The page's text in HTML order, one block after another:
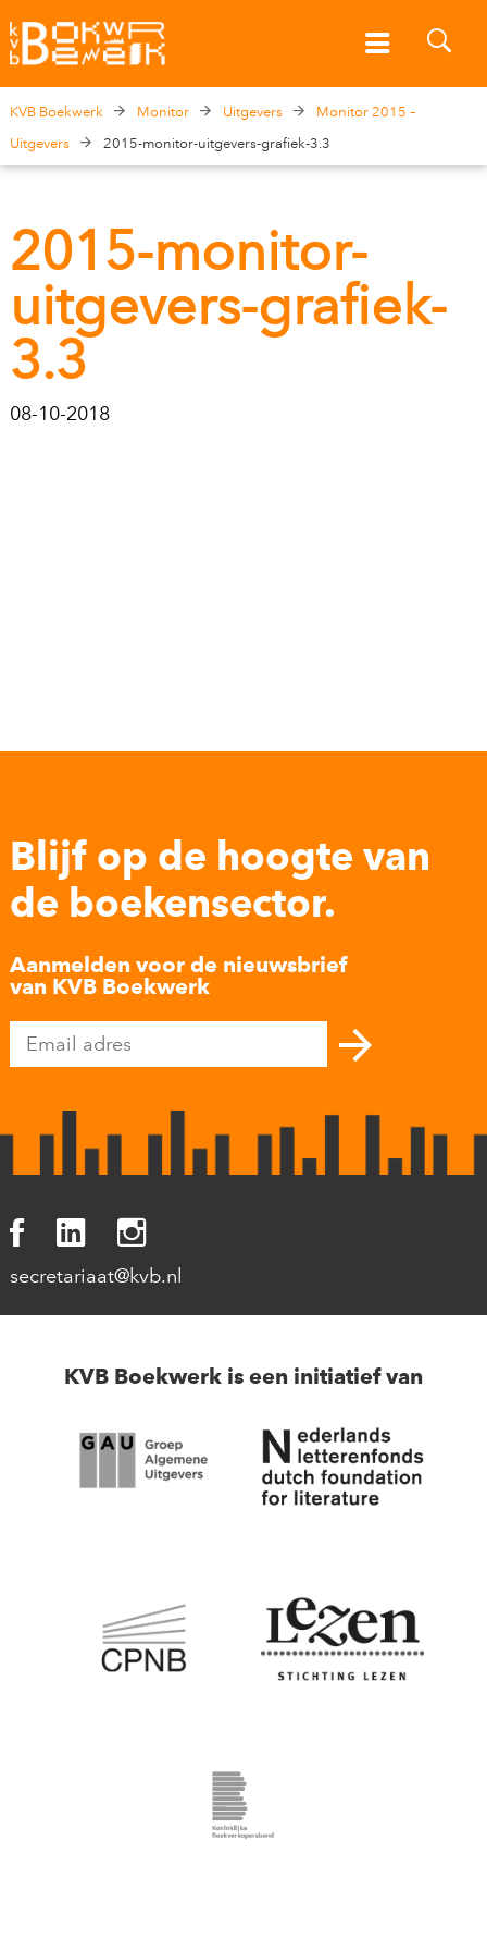
KVB Boekwerk Monitor Uitgevers
Monitor 2015 –
Uitgevers
2015-monitor-uitgevers-grafiek-3.3
2015-monitor-
uitgevers-grafiek-
3.3
08-10-2018
Blijf op de hoogte van
de boekensector.
Aanmelden voor de nieuwsbrief
van KVB Boekwerk
secretariaat@kvb.nl
KVB Boekwerk is een initiatief van